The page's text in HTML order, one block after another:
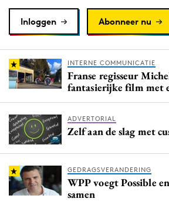
PR
Programmatic
Reputatie & crisis
Inloggen Abonneer nu
INTERNE COMMUNICATIE
Franse regisseur
fantasierijke film met
ADVERTORIAL
Zelf aan de slag met
GEDRAGSVERANDERING
WPP voegt Possible
samen